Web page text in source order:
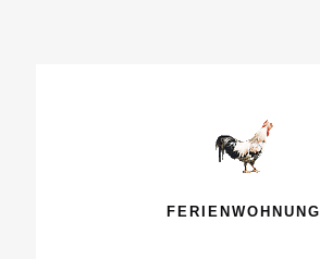
FERIENWOHNUNG